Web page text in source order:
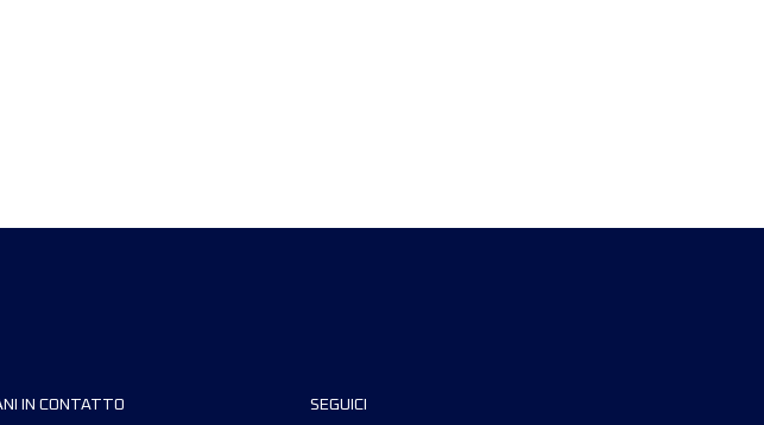
IN CONTATTO SEGUICI